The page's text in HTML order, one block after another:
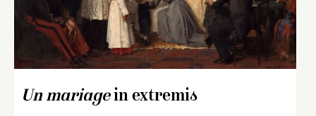
Un mariagein extremis